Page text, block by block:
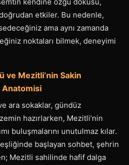
etkiler. Bu nedenle,
ama aynı zamanda
noktaları bilmek, deneyimi
ve Mezitli’nin Sakin
Anatomisi
ara sokaklar, gündüz
hazırlarken, Mezitli’nin
buluşmalarını unutulmaz kılar.
başlayan sohbet, şehrin
Mezitli sahilinde hafif dalga